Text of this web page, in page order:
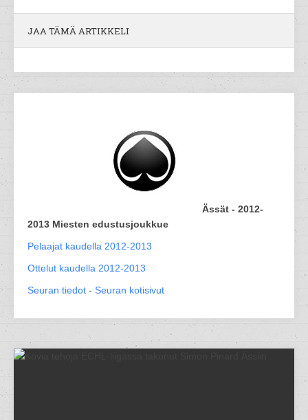
JAA TÄMÄ ARTIKKELI
Ässät - 2012-
2013 Miesten edustusjoukkue
Pelaajat kaudella 2012-2013
Ottelut kaudella 2012-2013
Seuran tiedot - Seuran kotisivut